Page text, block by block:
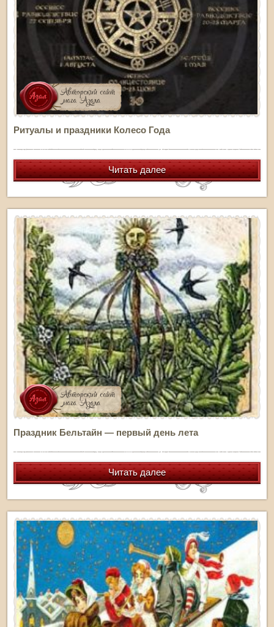
Ритуалы и праздники Колесо Года
Читать далее
Праздник Бельтайн — первый день лета
Читать далее